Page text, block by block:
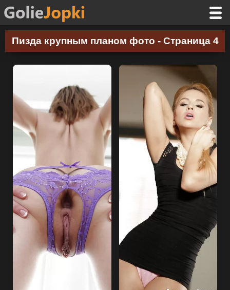
Пизда крупным планом фото - Страница 4